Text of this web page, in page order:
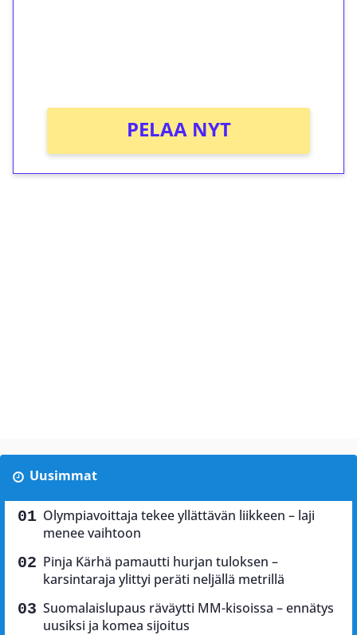
PELAA NYT
Uusimmat
Olympiavoittaja tekee yllättävän liikkeen – laji
menee vaihtoon
Pinja Kärhä pamautti hurjan tuloksen –
karsintaraja ylittyi peräti neljällä metrillä
Suomalaislupaus räväytti MM-kisoissa – ennätys
uusiksi ja komea sijoitus